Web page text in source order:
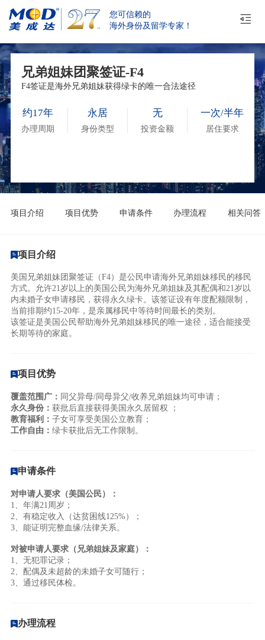
您可信赖的
海外身份及留学专家！
兄弟姐妹团聚签证-F4
F4签证是海外兄弟姐妹获得绿卡的唯一合法途径
约17年
办理周期
永居
身份类型
无
投资金额
一次/半年
居住要求
项目介绍 项目优势 申请条件 办理流程 相关问答
项目介绍
美国兄弟姐妹团聚签证（F4）是公民申请海外兄弟姐妹移民的移民
方式。允许21岁以上的美国公民为海外兄弟姐妹及其配偶和21岁以
内未婚子女申请移民，获得永久绿卡。该签证设有年度配额限制，
当前排期约15-20年，是亲属移民中等待时间最长的类别。
该签证是美国公民帮助海外兄弟姐妹移民的唯一途径，适合能接受
长期等待的家庭。
项目优势
覆盖范围广： 同父异母/同母异父/收养兄弟姐妹均可申请；
永久身份： 获批后直接获得美国永久居留权 ；
教育福利： 子女可享受美国公立教育；
工作自由： 绿卡获批后无工作限制。
申请条件
对申请人要求（美国公民）：
1、年满21周岁；
2、有稳定收入（达贫困线125%）；
3、能证明完整血缘/法律关系。
对被申请人要求（兄弟姐妹及家庭）：
1、无犯罪记录；
2、配偶及未超龄的未婚子女可随行；
3、通过移民体检。
办理流程